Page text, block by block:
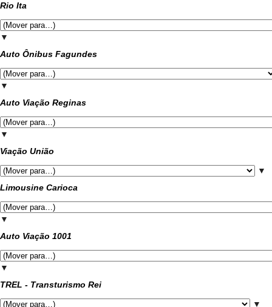
Rio Ita
▼
Auto Ônibus Fagundes
▼
Auto Viação Reginas
▼
Viação União
▼
Limousine Carioca
▼
Auto Viação 1001
▼
TREL - Transturismo Rei
▼